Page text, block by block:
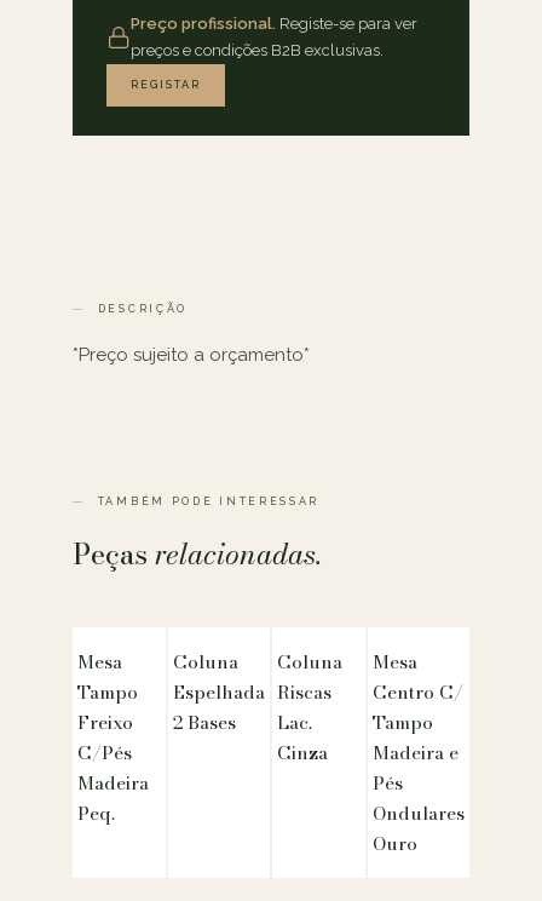
Preço profissional. Registe-se para ver
preços e condições B2B exclusivas.
REGISTAR
DESCRIÇÃO
*Preço sujeito a orçamento*
TAMBÉM PODE INTERESSAR
Peçasrelacionadas.
Mesa
Tampo
Freixo
C/Pés
Madeira
Peq.
Coluna
Espelhada
2 Bases
Coluna
Riscas
Lac.
Cinza
Mesa
Centro C/
Tampo
Madeira e
Pés
Ondulares
Ouro